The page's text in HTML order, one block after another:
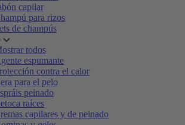
capilar
para rizos
de champús
todos
espumante
contra el calor
para el pelo
peinado
raíces
capilares y de peinado